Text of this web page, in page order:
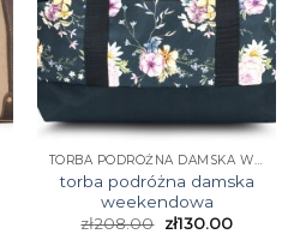
TORBA PODRÓŻNA DAMSKA WEEKENDOWA
torba podróżna damska
weekendowa
zł208.00 zł130.00